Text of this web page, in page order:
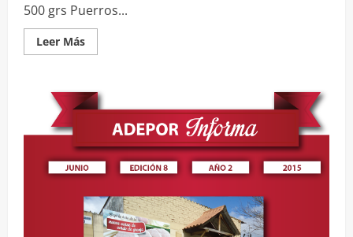
500 grs Puerros...
Leer MásLeer
más
de
Cerdo
Malbec